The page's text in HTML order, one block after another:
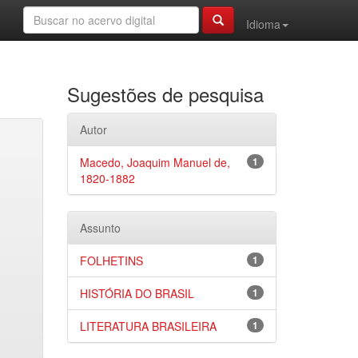
Idioma
Sugestões de pesquisa
Autor
1
Macedo, Joaquim Manuel de,
1820-1882
Assunto
1
FOLHETINS
1
HISTÓRIA DO BRASIL
1
LITERATURA BRASILEIRA